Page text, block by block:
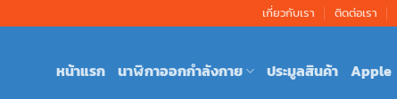
เกี่ยวกับเรา ติดต่อเรา
หน้าแรก นาฬิกาออกกำลังกาย ประมูลสินค้า Apple